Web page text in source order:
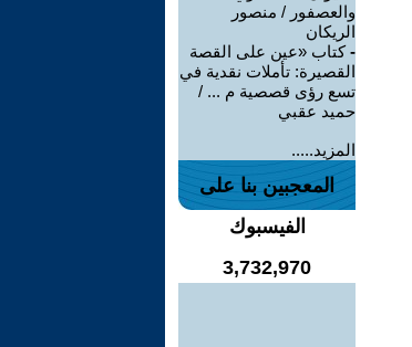
والعصفور / منصور
الريكان
-كتاب «عين على القصة
القصيرة: تأملات نقدية في
تسع رؤى قصصية م ... /
حميد عقبي
المزيد.....
المعجبين بنا على
الفيسبوك
3,732,970